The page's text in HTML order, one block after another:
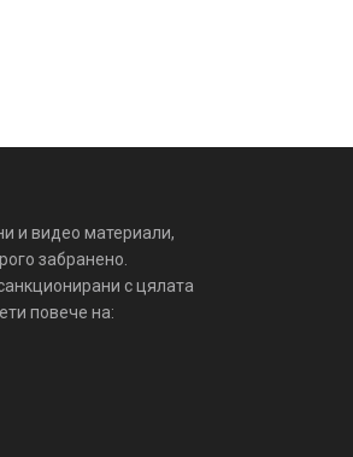
и видео материали,
забранено.
с цялата
повече на: